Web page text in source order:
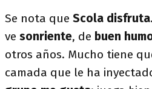
Se nota que Scola disfruta.
ve sonriente, de buen
otros años. Mucho tiene
camada que le ha